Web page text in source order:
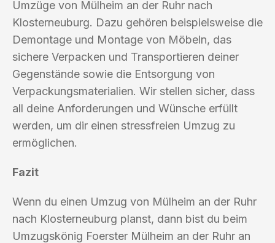
Umzüge von Mülheim an der Ruhr nach
Klosterneuburg. Dazu gehören beispielsweise die
Demontage und Montage von Möbeln, das
sichere Verpacken und Transportieren deiner
Gegenstände sowie die Entsorgung von
Verpackungsmaterialien. Wir stellen sicher, dass
all deine Anforderungen und Wünsche erfüllt
werden, um dir einen stressfreien Umzug zu
ermöglichen.
Fazit
Wenn du einen Umzug von Mülheim an der Ruhr
nach Klosterneuburg planst, dann bist du beim
Umzugskönig Foerster Mülheim an der Ruhr an